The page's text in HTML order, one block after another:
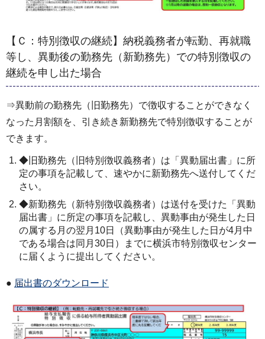
【Ｃ：特別徴収の継続】 納税義務者が転勤、再就職
等し、異動後の勤務先（新勤務先）での特別徴収の
継続を申し出た場合
⇒異動前の勤務先（旧勤務先）で徴収することができなく
なった月割額を、引き続き新勤務先で特別徴収することが
できます。
◆旧勤務先（旧特別徴収義務者）は「異動届出書」に所
定の事項を記載して、速やかに新勤務先へ送付してくだ
さい。
◆新勤務先（新特別徴収義務者）は送付を受けた「異動
届出書」に所定の事項を記載し、異動事由が発生した日
の属する月の翌月10日（異動事由が発生した日が4月中
である場合は同月30日）までに横浜市特別徴収センター
に届くように提出してください。
● 届出書のダウンロード